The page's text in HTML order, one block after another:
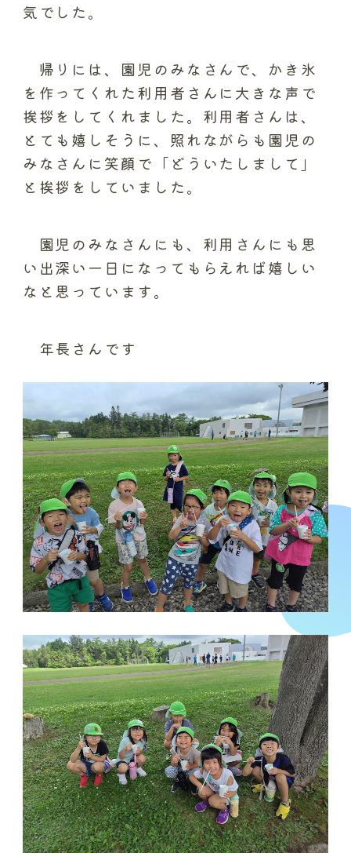
気でした。
帰りには、園児のみなさんで、かき氷
を作ってくれた利用者さんに大きな声で
挨拶をしてくれました。利用者さんは、
とても嬉しそうに、照れながらも園児の
みなさんに笑顔で「どういたしまして」
と挨拶をしていました。
園児のみなさんにも、利用さんにも思
い出深い一日になってもらえれば嬉しい
なと思っています。
年長さんです